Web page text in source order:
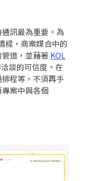
訊最為重要。為
樑，商案媒合中的
道，並藉著 KOL
談的可信度。在
程等，不須再手
案中與各個